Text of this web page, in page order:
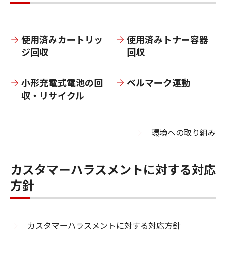
使⽤済みカートリッ
ジ回収
使⽤済みトナー容器
回収
小形充電式電池の回
収・リサイクル
ベルマーク運動
環境への取り組み
カスタマーハラスメントに対する対応
方針
カスタマーハラスメントに対する対応方針